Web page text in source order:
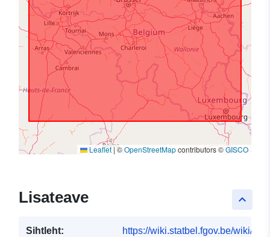
Leaflet|©OpenStreetMapcontributors ©GISCO
keyboard_arrow_up
Lisateave
Sihtleht: https://wiki.statbel.fgov.be/wiki/